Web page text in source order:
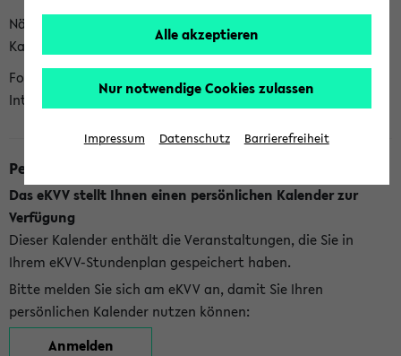
Näheres zu Vorteilen und Funktionsweise der
Kalenderintegration können Sie auf unserer
Folgende Kalender bietet Ihnen das eKVV derzeit zur
Integration an:
Persönlicher Kalender
Das eKVV stellt Ihnen einen persönlichen Kalender zur
Verfügung
Dieser Kalender enthält die Veranstaltungen, die Sie in
Ihrem eKVV-Stundenplan gespeichert haben.
Bitte melden Sie sich am eKVV an, damit Sie Ihren
persönlichen Kalender nutzen können:
Anmelden
Alle akzeptieren
Nur notwendige Cookies zulassen
Impressum Datenschutz Barrierefreiheit